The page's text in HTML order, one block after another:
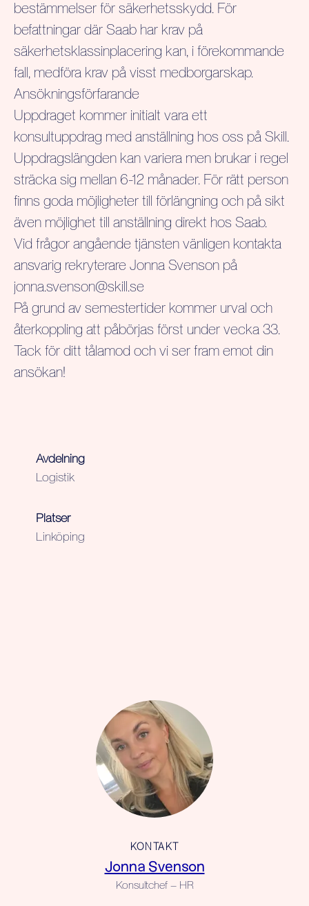
bestämmelser för säkerhetsskydd. För
befattningar där Saab har krav på
säkerhetsklassinplacering kan, i förekommande
fall, medföra krav på visst medborgarskap.
Ansökningsförfarande
Uppdraget kommer initialt vara ett
konsultuppdrag med anställning hos oss på Skill.
Uppdragslängden kan variera men brukar i regel
sträcka sig mellan 6-12 månader. För rätt person
finns goda möjligheter till förlängning och på sikt
även möjlighet till anställning direkt hos Saab.
Vid frågor angående tjänsten vänligen kontakta
ansvarig rekryterare Jonna Svenson på
jonna.svenson@skill.se
På grund av semestertider kommer urval och
återkoppling att påbörjas först under vecka 33.
Tack för ditt tålamod och vi ser fram emot din
ansökan!
Avdelning
Logistik
Platser
Linköping
KONTAKT
Jonna Svenson
Konsultchef – HR